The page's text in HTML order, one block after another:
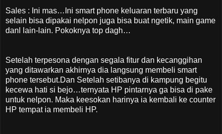
Sales : Ini mas…Ini smart phone keluaran terbaru yang
selain bisa dipakai nelpon juga bisa buat ngetik, main game
danl lain-lain. Pokoknya top dagh…
Setelah terpesona dengan segala fitur dan kecanggihan
yang ditawarkan akhirnya dia langsung membeli smart
phone tersebut.Dan Setelah setibanya di kampung begitu
kecewa hati si bejo…ternyata HP pintarnya ga bisa di pake
untuk nelpon. Maka keesokan harinya ia kembali ke counter
HP tempat ia membeli HP.